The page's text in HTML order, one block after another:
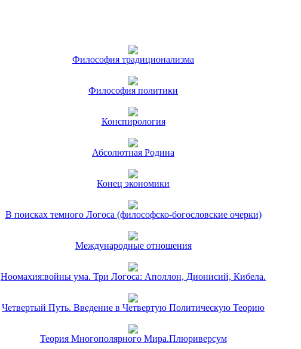
Философия традиционализма
Философия политики
Конспирология
Абсолютная Родина
Конец экономики
В поисках темного Логоса (философско-богословские очерки)
Международные отношения
Ноомахия:войны ума. Три Логоса: Аполлон, Дионисий, Кибела.
Четвертый Путь. Введение в Четвертую Политическую Теорию
Теория Многополярного Мира.Плюриверсум